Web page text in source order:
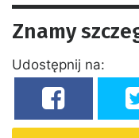
Znamy
Udostępnij na: